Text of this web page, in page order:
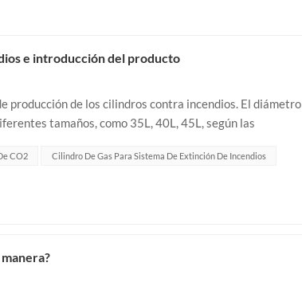
e introducción del producto
producción de los cilindros contra incendios. El diámetro
tamaños, como 35L, 40L, 45L, según las
CO2 Cilindro De Gas Para Sistema De Extinción De Incendios